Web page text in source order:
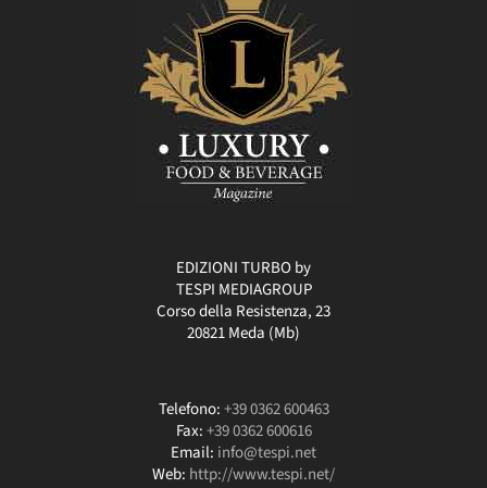
EDIZIONI TURBO by
TESPI MEDIAGROUP
Corso della Resistenza, 23
20821 Meda (Mb)
Telefono:+39 0362 600463
Fax:+39 0362 600616
Email: info@tespi.net
Web: http://www.tespi.net/